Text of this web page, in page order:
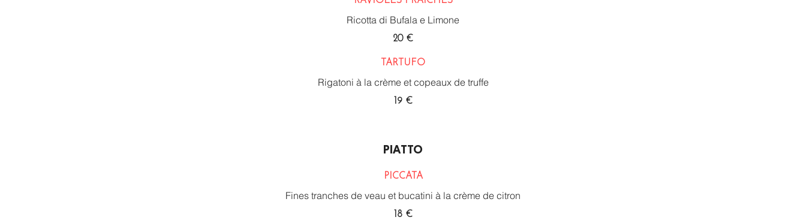
Ricotta di Bufala e Limone
20 €
TARTUFO
Rigatoni à la crème et copeaux de truffe
19 €
PIATTO
PICCATA
Fines tranches de veau et bucatini à la crème de citron
18 €